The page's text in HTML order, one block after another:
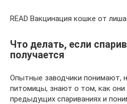
READ Вакцинация кошке от
Что делать, если
получается
Опытные заводчики понимают,
питомицы, знают о том, как они
предыдущих спариваниях и